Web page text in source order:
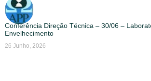
Conferência Direção Técnica – 30/06 –
Envelhecimento
26 Junho, 2026